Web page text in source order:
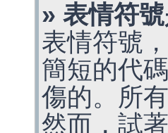
» 表情符
表情符號
簡短的代
傷的。所
然而，試